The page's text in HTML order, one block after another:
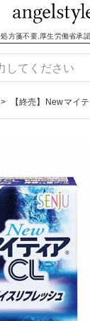
処方箋不要,厚生労働省承
【終売】Newマイ